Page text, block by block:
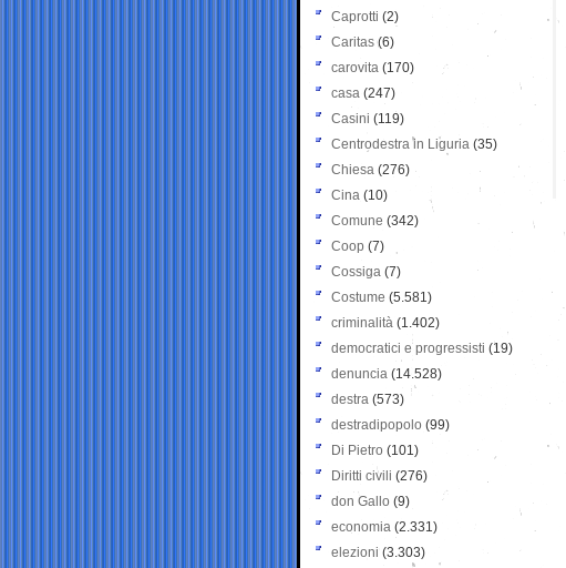
Caprotti (2)
Caritas (6)
carovita (170)
casa (247)
Casini (119)
Centrodestra in Liguria (35)
Chiesa (276)
Cina (10)
Comune (342)
Coop (7)
Cossiga (7)
Costume (5.581)
criminalità (1.402)
democratici e progressisti (19)
denuncia (14.528)
destra (573)
destradipopolo (99)
Di Pietro (101)
Diritti civili (276)
don Gallo (9)
economia (2.331)
elezioni (3.303)